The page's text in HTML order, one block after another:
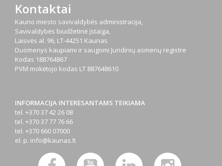
Kontaktai
Kauno miesto savivaldybės administracija,
Savivaldybės biudžetinė įstaiga,
Laisvės al. 96, LT-44251 Kaunas
Duomenys kaupiami ir saugomi Juridinių asmenų registre
Kodas 188764867
PVM mokėtojo kodas LT 887648610
INFORMACIJA INTERESANTAMS TEIKIAMA
tel. +370 37 42 26 08
tel. +370 37 77 76 66
tel. +370 660 07000
el. p. info@kaunas.lt